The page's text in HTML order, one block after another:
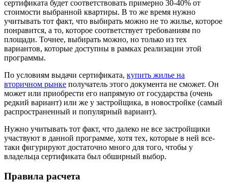
сертификата будет соответствовать примерно 30-40% от
стоимости выбранной квартиры. В то же время нужно
учитывать тот факт, что выбирать можно не то жилье, которое
понравится, а то, которое соответствует требованиям по
площади. Точнее, выбирать можно, но только из тех
вариантов, которые доступны в рамках реализации этой
программы.
По условиям выдачи сертификата, купить жилье на
вторичном рынке получатель этого документа не сможет. Он
может или приобрести его напрямую от государства (очень
редкий вариант) или же у застройщика, в новостройке (самый
распространенный и популярный вариант).
Нужно учитывать тот факт, что далеко не все застройщики
участвуют в данной программе, хотя тех, которые в ней все-
таки фигурируют достаточно много для того, чтобы у
владельца сертификата был обширный выбор.
Правила расчета